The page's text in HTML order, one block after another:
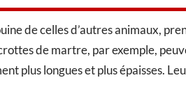
de celles d’autres animaux,
de martre, par exemple,
plus longues et plus épaisses.